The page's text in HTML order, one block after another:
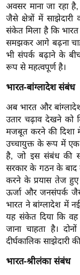
न्यू
ज
ब्री
फ
म
रं
ज
न
ज
ग
बॉ
ली
वु
ड
हॉ
ली
ड
अवसर माना जा रहा
जैसे क्षेत्रों में
संकेत मिला है कि
समझकर आगे बढ़ना
भी संपर्क बढ़ाने के
रूप से महत्वपूर्ण है।
भारत-बांग्लादेश संबंध
अब भारत और
उतार चढ़ाव देखने को
मजबूत करने की दिशा
उच्चायुक्त के रूप में एक
है, जो इस संबंध की
सरकार के गठन के बाद
करने के प्रयास तेज हुए
ऊर्जा और जनसंपर्क
भारत ने बांग्लादेश में
यह संकेत दिया कि
जाना चाहता है।
दीर्घकालिक साझेदारी
भारत-श्रीलंका संबंध